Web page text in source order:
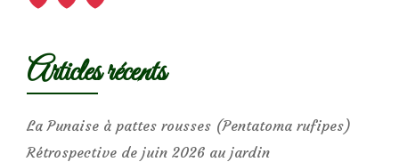
Articles récents
La Punaise à pattes rousses (Pentatoma rufipes)
Rétrospective de juin 2026 au jardin